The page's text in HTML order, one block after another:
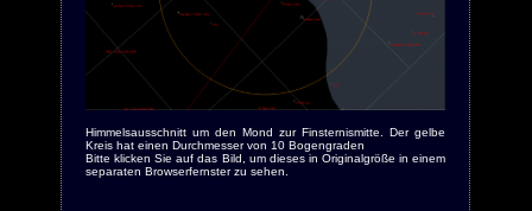
Himmelsausschnitt um den Mond zur Finsternismitte. Der gelbe
Kreis hat einen Durchmesser von 10 Bogengraden
Bitte klicken Sie auf das Bild, um dieses in Originalgröße in einem
separaten Browserfernster zu sehen.